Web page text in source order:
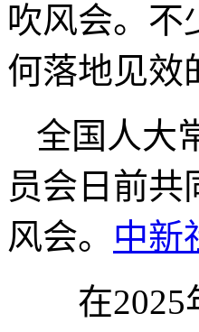
吹风会。不
何落地见效
全国人大
员会日前
风会。 中新
在2025年